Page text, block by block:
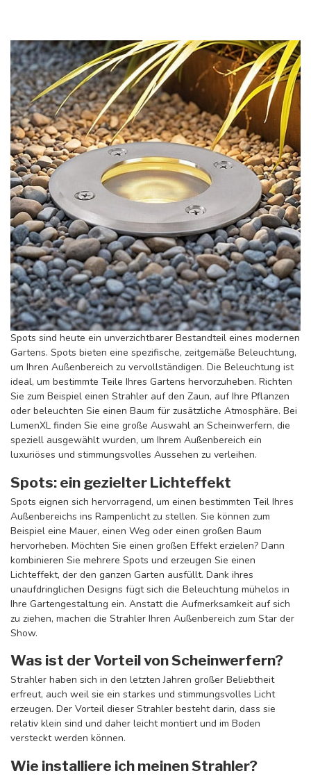
Spots sind heute ein unverzichtbarer Bestandteil eines modernen
Gartens. Spots bieten eine spezifische, zeitgemäße Beleuchtung,
um Ihren Außenbereich zu vervollständigen. Die Beleuchtung ist
ideal, um bestimmte Teile Ihres Gartens hervorzuheben. Richten
Sie zum Beispiel einen Strahler auf den Zaun, auf Ihre Pflanzen
oder beleuchten Sie einen Baum für zusätzliche Atmosphäre. Bei
LumenXL finden Sie eine große Auswahl an Scheinwerfern, die
speziell ausgewählt wurden, um Ihrem Außenbereich ein
luxuriöses und stimmungsvolles Aussehen zu verleihen.
Spots: ein gezielter Lichteffekt
Spots eignen sich hervorragend, um einen bestimmten Teil Ihres
Außenbereichs ins Rampenlicht zu stellen. Sie können zum
Beispiel eine Mauer, einen Weg oder einen großen Baum
hervorheben. Möchten Sie einen großen Effekt erzielen? Dann
kombinieren Sie mehrere Spots und erzeugen Sie einen
Lichteffekt, der den ganzen Garten ausfüllt. Dank ihres
unaufdringlichen Designs fügt sich die Beleuchtung mühelos in
Ihre Gartengestaltung ein. Anstatt die Aufmerksamkeit auf sich
zu ziehen, machen die Strahler Ihren Außenbereich zum Star der
Show.
Was ist der Vorteil von Scheinwerfern?
Strahler haben sich in den letzten Jahren großer Beliebtheit
erfreut, auch weil sie ein starkes und stimmungsvolles Licht
erzeugen. Der Vorteil dieser Strahler besteht darin, dass sie
relativ klein sind und daher leicht montiert und im Boden
versteckt werden können.
Wie installiere ich meinen Strahler?